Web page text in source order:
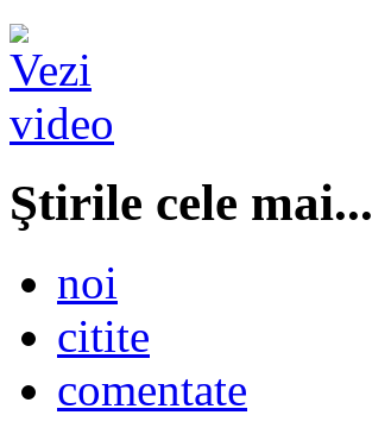
Ştirile cele mai...
noi
citite
comentate